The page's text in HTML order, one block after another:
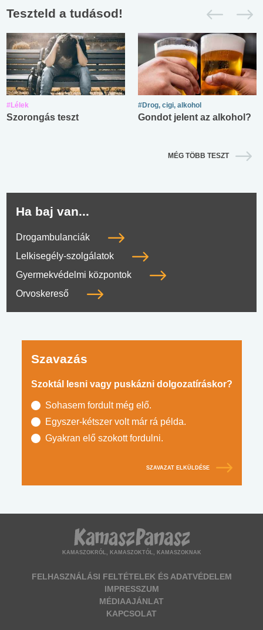
Teszteld a tudásod!
#Lélek
Szorongás teszt
#Drog, cigi, alkohol
Gondot jelent az alkohol?
MÉG TÖBB TESZT
Ha baj van...
Drogambulanciák
Lelkisegély-szolgálatok
Gyermekvédelmi központok
Orvoskereső
Szavazás
Szoktál lesni vagy puskázni dolgozatíráskor?
Sohasem fordult még elő.
Egyszer-kétszer volt már rá példa.
Gyakran elő szokott fordulni.
SZAVAZAT ELKÜLDÉSE
KAMASZOKRÓL, KAMASZOKTÓL, KAMASZOKNAK
FELHASZNÁLÁSI FELTÉTELEK ÉS ADATVÉDELEM
IMPRESSZUM
MÉDIAAJÁNLAT
KAPCSOLAT